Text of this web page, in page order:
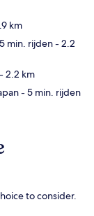
km
min. rijden- 2.2
- 2.2 km
- 5 min. rijden
to consider.